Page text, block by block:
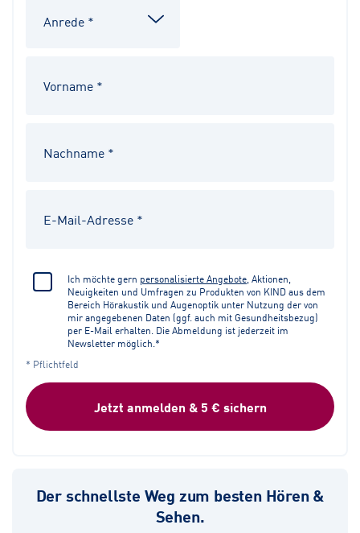
Ich möchte gern personalisierte Angebote , Aktionen,
Neuigkeiten und Umfragen zu Produkten von KIND aus dem
Bereich Hörakustik und Augenoptik unter Nutzung der von
mir angegebenen Daten (ggf. auch mit Gesundheitsbezug)
per E-Mail erhalten. Die Abmeldung ist jederzeit im
Newsletter möglich.*
* Pflichtfeld
Jetzt anmelden & 5 € sichern
Der schnellste Weg zum besten Hören &
Sehen.